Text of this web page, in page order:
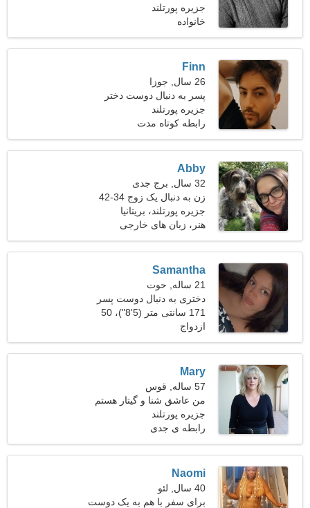
جزیره پورتلند
خانواده
Finn
26 سال, جوزا
پسر به دنبال دوست دختر
است 22-29
جزیره پورتلند
رابطه کوتاه مدت
Abby
32 سال, برج جدی
زن به دنبال یک زوج 34-42
جزیره پورتلند، بریتانیا
هنر، زبان های خارجی
Samantha
21 ساله, حوت
دختری به دنبال دوست پسر
171 سانتی متر (5'8")، 50
کیلوگرم (110 پوند)
ازدواج
Mary
57 ساله, قوس
من عاشق شنا و گیتار هستم
جزیره پورتلند
رابطه ی جدی
Naomi
40 سال, لئو
برای سفر با هم به یک دوست